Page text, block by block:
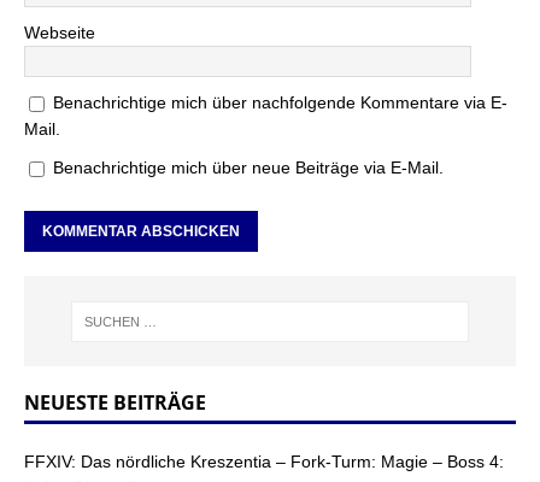
Webseite
Benachrichtige mich über nachfolgende Kommentare via E-
Mail.
Benachrichtige mich über neue Beiträge via E-Mail.
NEUESTE BEITRÄGE
FFXIV: Das nördliche Kreszentia – Fork-Turm: Magie – Boss 4: